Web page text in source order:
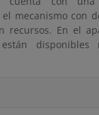
mecanismo con
recursos. En el
disponibles